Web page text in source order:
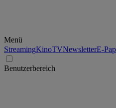
Menü
StreamingKinoTVNewsletterE-
Benutzerbereich